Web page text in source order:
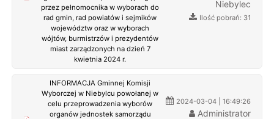
przez pełnomocnika w wyborach do
rad gmin, rad powiatów i sejmików
województw oraz w wyborach
wójtów, burmistrzów i prezydentów
miast zarządzonych na dzień 7
kwietnia 2024 r.
Niebylec
Ilość pobrań: 31
INFORMACJA Gminnej Komisji
Wyborczej w Niebylcu powołanej w
celu przeprowadzenia wyborów
organów jednostek samorządu
2024-03-04 | 16:49:26
Administrator